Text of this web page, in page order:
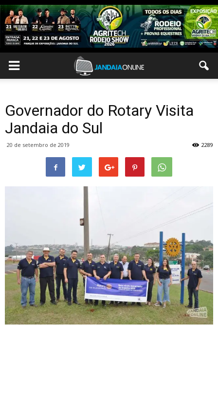
Governador do Rotary Visita
Jandaia do Sul
20 de setembro de 2019 2289